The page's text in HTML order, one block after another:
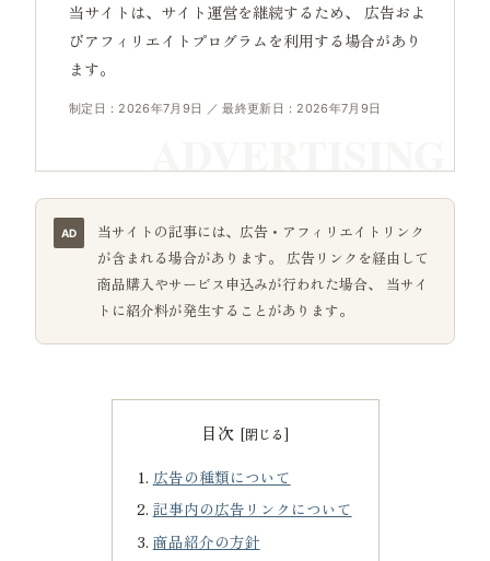
当サイトは、サイト運営を継続するため、 広告およ
びアフィリエイトプログラムを利用する場合があり
ます。
制定日：2026年7月9日 ／ 最終更新日：2026年7月9日
当サイトの記事には、広告・アフィリエイトリンク
が含まれる場合があります。 広告リンクを経由して
商品購入やサービス申込みが行われた場合、 当サイ
トに紹介料が発生することがあります。
目次
広告の種類について
記事内の広告リンクについて
商品紹介の方針